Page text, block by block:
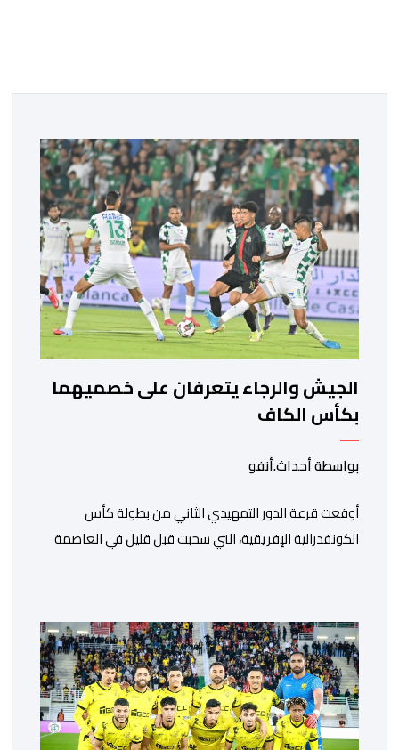
الجيش والرجاء يتعرفان على خصميهما
بكأس الكاف
بواسطة أحداث.أنفو
أوقعت قرعة الدور التمهيدي الثاني من بطولة كأس
الكونفدرالية الإفريقية، التي سحبت قبل قليل في العاصمة
ووسط القارة. ​وسيكون نادي الرجاء الرياضي على موعد مع
مواجهة المتأهل من المباراة التي تجمع بين إيل كانيمي
واريورز النيجيري ونادي أوديب ممثل […]